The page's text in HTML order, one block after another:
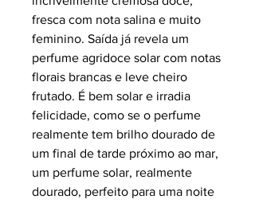
fresca com nota salina e muito
feminino. Saída já revela um
perfume agridoce solar com notas
florais brancas e leve cheiro
frutado. É bem solar e irradia
felicidade, como se o perfume
realmente tem brilho dourado de
um final de tarde próximo ao mar,
um perfume solar, realmente
dourado, perfeito para uma noite